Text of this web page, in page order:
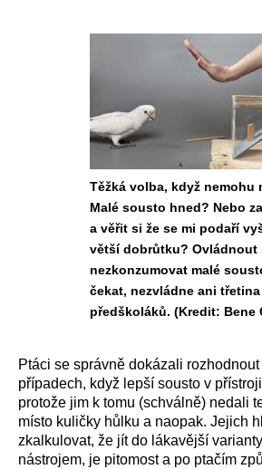
Těžká volba, když nemohu
Malé sousto hned? Nebo
a věřit si že se mi podaří
větší dobrůtku? Ovládnout
nezkonzumovat malé
čekat, nezvládne ani třetina
předškoláků. (Kredit: Bene
Ptáci se správně dokázali
případech, když lepší sousto v
protože jim k tomu (schválně) nedali
místo kuličky hůlku a naopak. Jejich
zkalkulovat, že jít do lákavější
nástrojem, je pitomost a po ptačím